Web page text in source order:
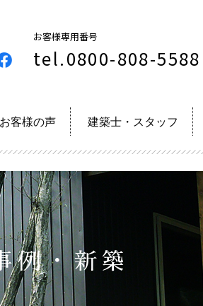
お客様専用番号
tel.0800-808-5588
お客様の声 建築士・スタッフ
例・新築